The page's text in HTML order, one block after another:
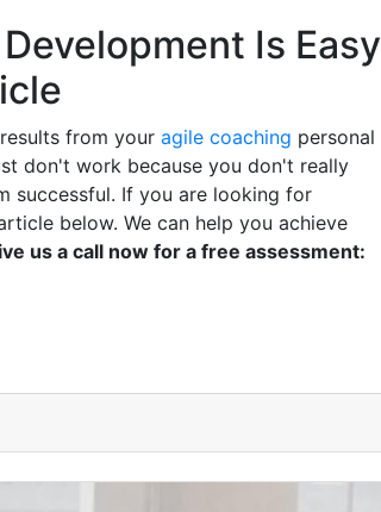
Is Easy
from your agile coaching personal
don't work because you don't really
successful. If you are looking for
below. We can help you achieve
us a call now for a free assessment: